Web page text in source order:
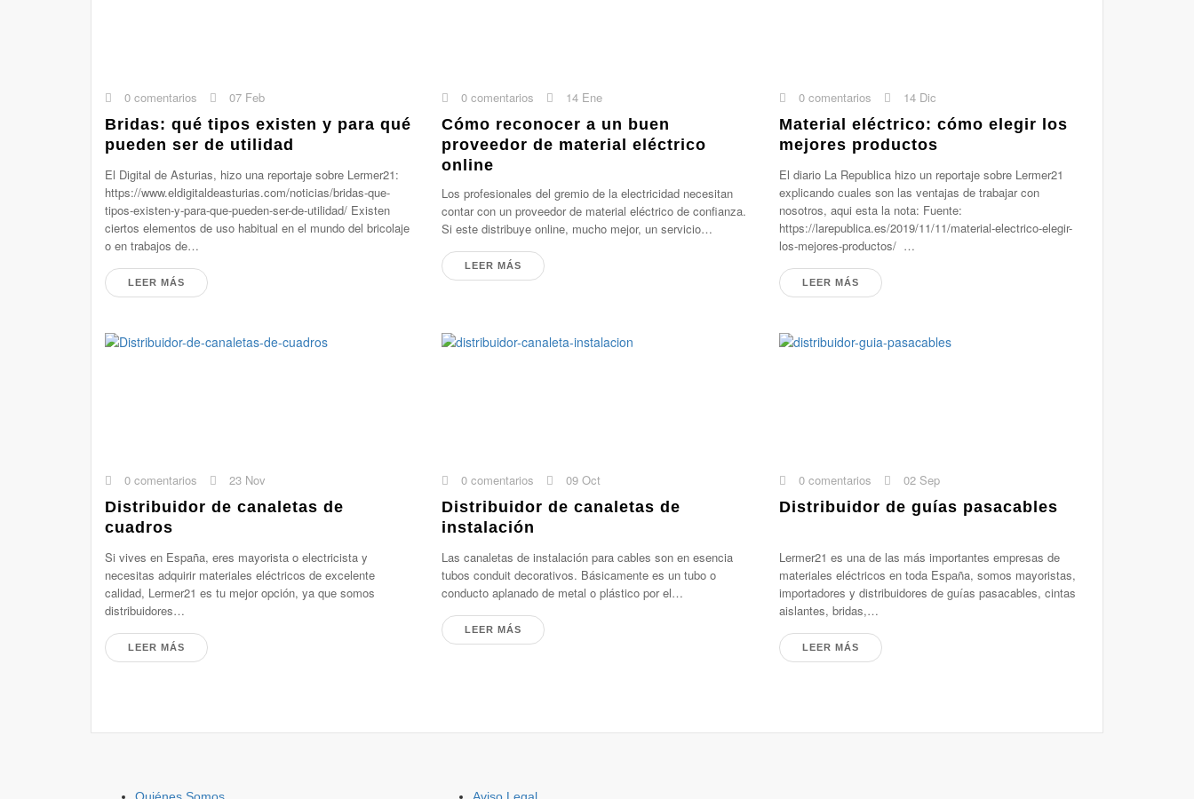
0 comentarios 07 Feb
Bridas: qué tipos existen y para qué
pueden ser de utilidad
El Digital de Asturias, hizo una reportaje sobre Lermer21:
https://www.eldigitaldeasturias.com/noticias/bridas-que-
tipos-existen-y-para-que-pueden-ser-de-utilidad/ Existen
ciertos elementos de uso habitual en el mundo del bricolaje
o en trabajos de…
LEER MÁS
0 comentarios 14 Ene
Cómo reconocer a un buen
proveedor de material eléctrico
online
Los profesionales del gremio de la electricidad necesitan
contar con un proveedor de material eléctrico de confianza.
Si este distribuye online, mucho mejor, un servicio…
LEER MÁS
0 comentarios 14 Dic
Material eléctrico: cómo elegir los
mejores productos
El diario La Republica hizo un reportaje sobre Lermer21
explicando cuales son las ventajas de trabajar con
nosotros, aqui esta la nota: Fuente:
https://larepublica.es/2019/11/11/material-electrico-elegir-
los-mejores-productos/ …
LEER MÁS
0 comentarios 23 Nov
Distribuidor de canaletas de
cuadros
Si vives en España, eres mayorista o electricista y
necesitas adquirir materiales eléctricos de excelente
calidad, Lermer21 es tu mejor opción, ya que somos
distribuidores…
LEER MÁS
0 comentarios 09 Oct
Distribuidor de canaletas de
instalación
Las canaletas de instalación para cables son en esencia
tubos conduit decorativos. Básicamente es un tubo o
conducto aplanado de metal o plástico por el…
LEER MÁS
0 comentarios 02 Sep
Distribuidor de guías pasacables
Lermer21 es una de las más importantes empresas de
materiales eléctricos en toda España, somos mayoristas,
importadores y distribuidores de guías pasacables, cintas
aislantes, bridas,…
LEER MÁS